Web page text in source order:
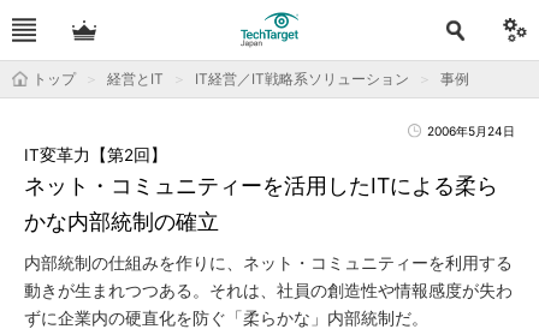
トップ 経営とIT IT経営／IT戦略系ソリューション 事例
2006年5月24日
ネット・コミュニティーを活用したITによる柔ら
かな内部統制の確立
IT変革力【第2回】
内部統制の仕組みを作りに、ネット・コミュニティーを利用する
動きが生まれつつある。それは、社員の創造性や情報感度が失わ
ずに企業内の硬直化を防ぐ「柔らかな」内部統制だ。